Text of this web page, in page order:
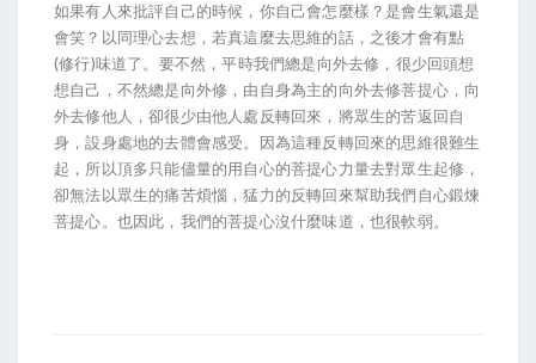
如果有人來批評自己的時候，你自己會怎麼樣？是會生氣還是
會笑？以同理心去想，若真這麼去思維的話，之後才會有點
(修行)味道了。要不然，平時我們總是向外去修，很少回頭想
想自己，不然總是向外修，由自身為主的向外去修菩提心，向
外去修他人，卻很少由他人處反轉回來，將眾生的苦返回自
身，設身處地的去體會感受。因為這種反轉回來的思維很難生
起，所以頂多只能儘量的用自心的菩提心力量去對眾生起修，
卻無法以眾生的痛苦煩惱，猛力的反轉回來幫助我們自心鍛煉
菩提心。也因此，我們的菩提心沒什麼味道，也很軟弱。